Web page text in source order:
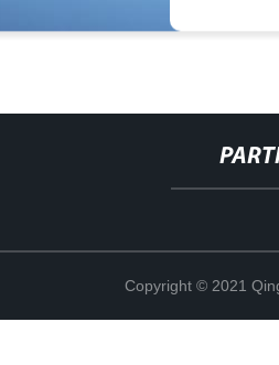
Copyright © 2021